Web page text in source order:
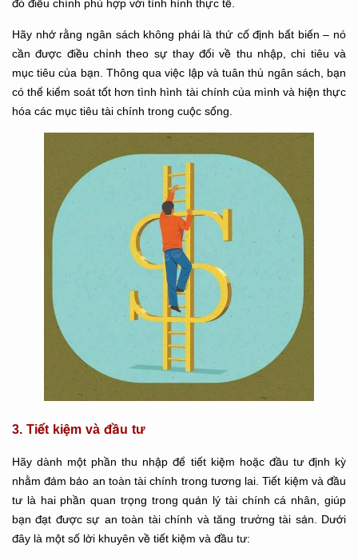
đó điều chỉnh phù hợp với tình hình thực tế.
Hãy nhớ rằng ngân sách không phải là thứ cố định bất biến – nó
cần được điều chỉnh theo sự thay đổi về thu nhập, chi tiêu và
mục tiêu của bạn. Thông qua việc lập và tuân thủ ngân sách, bạn
có thể kiểm soát tốt hơn tình hình tài chính của mình và hiện thực
hóa các mục tiêu tài chính trong cuộc sống.
3. Tiết kiệm và đầu tư
Hãy dành một phần thu nhập để tiết kiệm hoặc đầu tư định kỳ
nhằm đảm bảo an toàn tài chính trong tương lai. Tiết kiệm và đầu
tư là hai phần quan trọng trong quản lý tài chính cá nhân, giúp
bạn đạt được sự an toàn tài chính và tăng trưởng tài sản. Dưới
đây là một số lời khuyên về tiết kiệm và đầu tư: